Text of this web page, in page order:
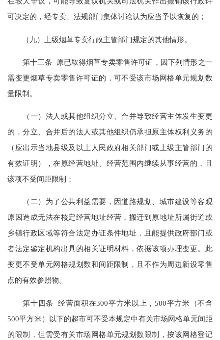
可决定的，经专卖、法规部门集体讨论认为应当予以恢复的；
（九）上级烟草专卖行政主管部门规定的其他情形。
第十三条 原已取得烟草专卖零售许可证，因下列情形之一
需变更烟草专卖零售许可证的，可不受该市场网格单元规划数
量限制。
（一）法人或其他组织分立、合并导致经营主体发生变更
的，分立、合并后的法人或其他组织仍承担原主体权利义务的
（应出示当地县级及以上人民政府相关部门或上级主管部门的
有效证明），在原经营地址、经营范围内继续从事经营的，且
该项不受间距限制；
（二）为了公共利益需要，因道路规划、城市建设等客观
原因造成无法在核定经营地址经营，搬迁到原地址所属街道或
乡镇行政区域等符合法定办证条件地址，且能提供政府部门或
者法定鉴定机构出具的相关证明材料，依据该项办理变更。此
变更不受单元网格规划数和间距限制，且不作为周边新设零售
点的有效参照物。
第十四条 经营面积在300平方米以上，500平方米（不含
500平方米）以下的超市可不受本规定中有关市场网格单元间距
的限制，但需受有关市场网格单元规划数限制，按该网格登记